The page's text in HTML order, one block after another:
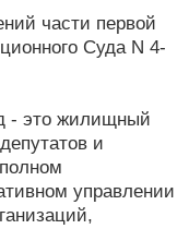
части первой
Суда N 4-
- это жилищный
и
управлении